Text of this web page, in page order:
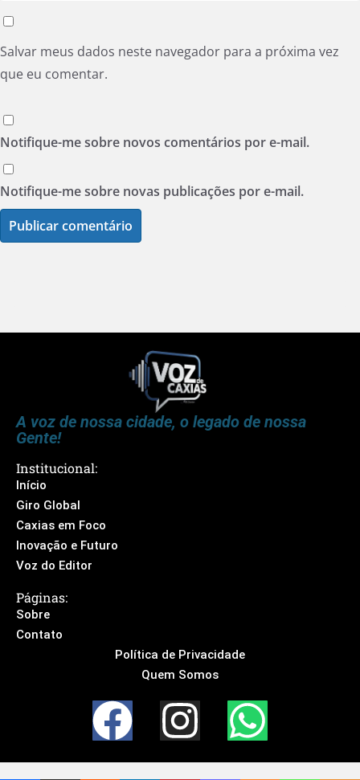
Salvar meus dados neste navegador para a próxima vez
que eu comentar.
Notifique-me sobre novos comentários por e-mail.
Notifique-me sobre novas publicações por e-mail.
A voz de nossa cidade, o legado de nossa
Gente!
Institucional:
Início
Giro Global
Caxias em Foco
Inovação e Futuro
Voz do Editor
Páginas:
Sobre
Contato
Política de Privacidade
Quem Somos